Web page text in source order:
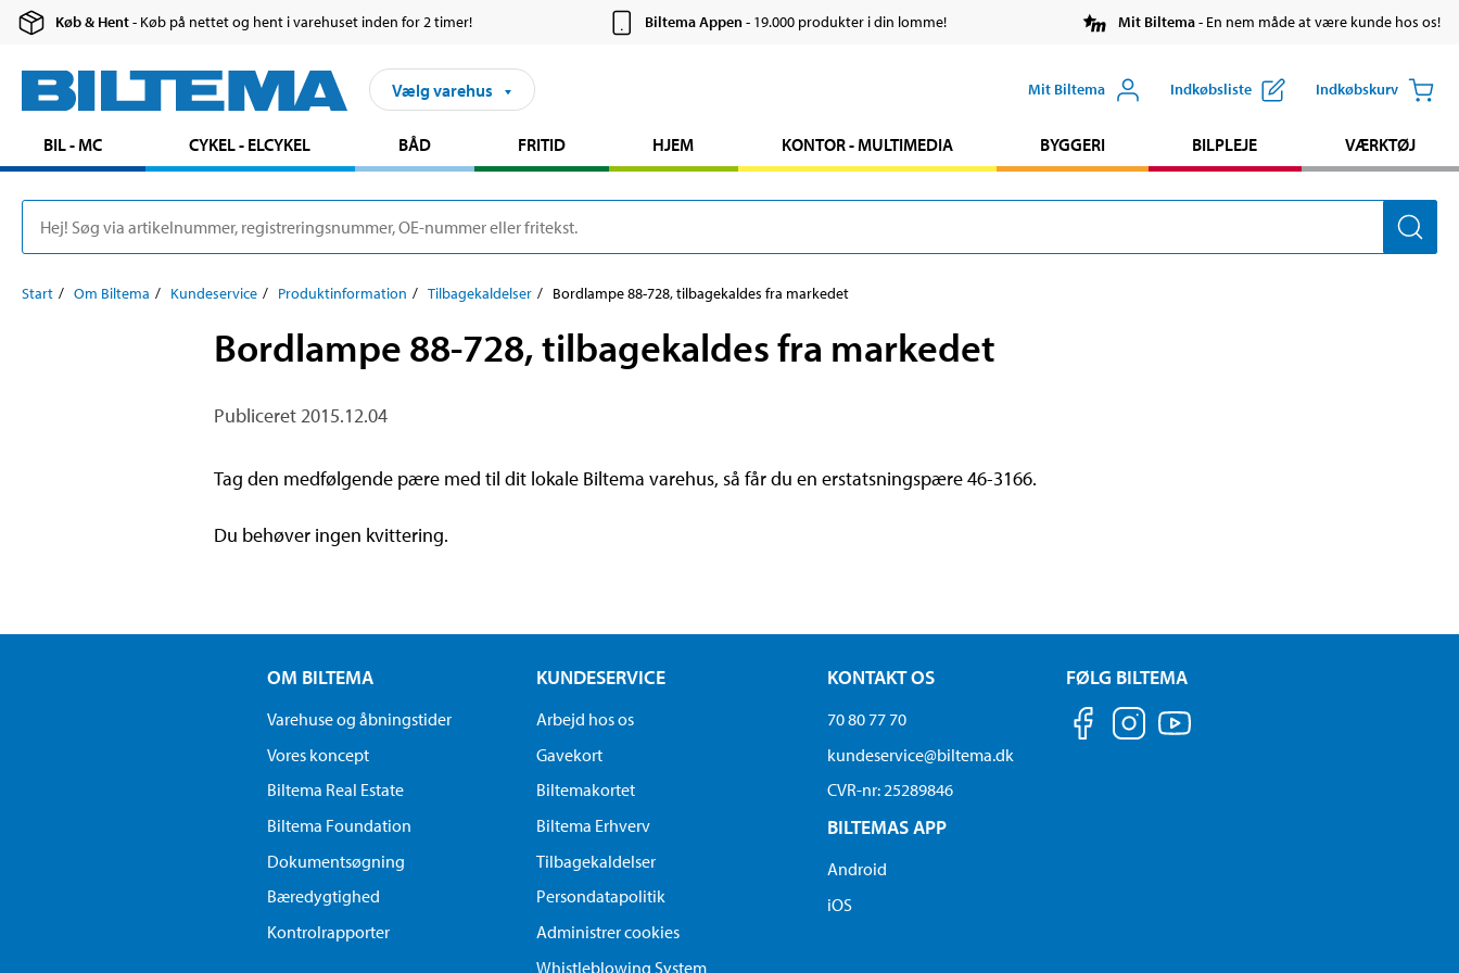
Køb & Hent- Køb på nettet og hent i varehuset inden for 2 timer! Biltema Appen- 19.000 produkter i din lomme! Mit Biltema- En nem måde at være kunde hos os!
Vælg varehus Mit Biltema Indkøbsliste Indkøbskurv
BIL - MC CYKEL - ELCYKEL BÅD FRITID HJEM KONTOR - MULTIMEDIA BYGGERI BILPLEJE VÆRKTØJ
Start Om Biltema Kundeservice Produktinformation Tilbagekaldelser Bordlampe 88-728, tilbagekaldes fra markedet
Bordlampe 88-728, tilbagekaldes fra markedet
Publiceret 2015.12.04
Tag den medfølgende pære med til dit lokale Biltema varehus, så får du en erstatsningspære 46-3166.
Du behøver ingen kvittering.
OM BILTEMA
Varehuse og åbningstider
Vores koncept
Biltema Real Estate
Biltema Foundation
Dokumentsøgning
Bæredygtighed
Kontrolrapporter
KUNDESERVICE
Arbejd hos os
Gavekort
Biltemakortet
Biltema Erhverv
Tilbagekaldelser
Persondatapolitik
Administrer cookies
Whistleblowing System
KONTAKT OS
70 80 77 70
kundeservice@biltema.dk
CVR-nr: 25289846
BILTEMAS APP
Android
iOS
FØLG BILTEMA